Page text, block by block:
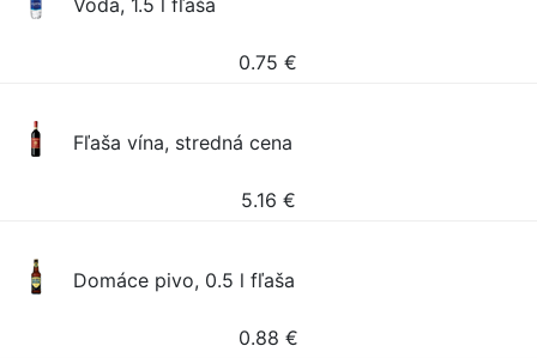
Voda, 1.5 l fľaša
0.75 €
Fľaša vína, stredná cena
5.16 €
Domáce pivo, 0.5 l fľaša
0.88 €